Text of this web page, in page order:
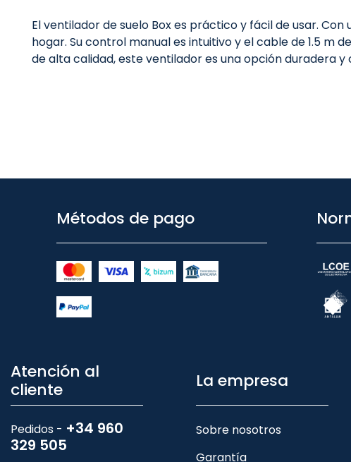
El ventilador de suelo Box es práctico y fácil de usar.
hogar. Su control manual es intuitivo y el cable de 1.5 m
de alta calidad, este ventilador es una opción duradera
Métodos de pago
Atención al
cliente
Pedidos - +34 960
329 505
La empresa
Sobre nosotros
Garantía